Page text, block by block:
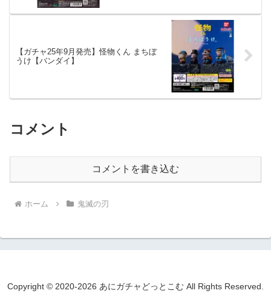
【ガチャ25年9月発売】怪物くん まちぼ
うけ【バンダイ】
コメント
コメントを書き込む
ホーム 鬼滅の刃
Copyright © 2020-2026 あにガチャどっとこむ All Rights Reserved.